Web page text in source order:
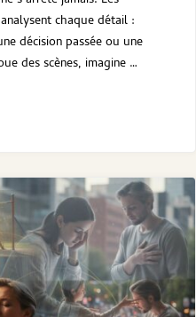
chaque détail :
décision passée ou une
des scènes, imagine …